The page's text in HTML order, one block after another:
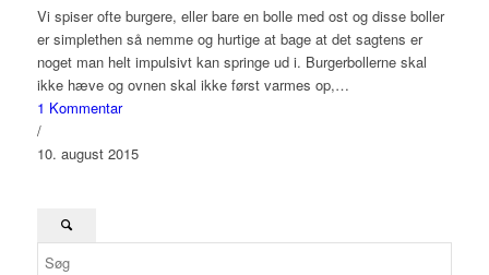
Vi spiser ofte burgere, eller bare en bolle med ost og disse boller
er simplethen så nemme og hurtige at bage at det sagtens er
noget man helt impulsivt kan springe ud i. Burgerbollerne skal
ikke hæve og ovnen skal ikke først varmes op,…
1 Kommentar
/
10. august 2015